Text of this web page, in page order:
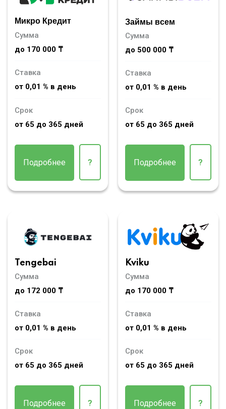
Микро Кредит
Сумма
до 170 000 ₸
Ставка
от 0,01 % в день
Срок
от 65 до 365 дней
Подробнее ?
Займы всем
Сумма
до 500 000 ₸
Ставка
от 0,01 % в день
Срок
от 65 до 365 дней
Подробнее ?
Tengebai
Сумма
до 172 000 ₸
Ставка
от 0,01 % в день
Срок
от 65 до 365 дней
Подробнее ?
Kviku
Сумма
до 170 000 ₸
Ставка
от 0,01 % в день
Срок
от 65 до 365 дней
Подробнее ?